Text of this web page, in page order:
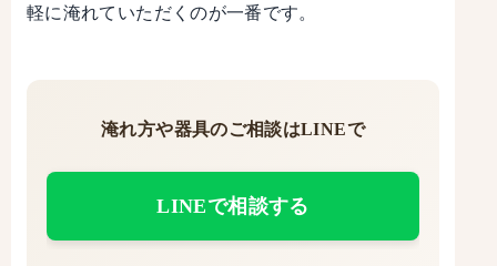
軽に淹れていただくのが一番です。
淹れ方や器具のご相談はLINEで
LINEで相談する